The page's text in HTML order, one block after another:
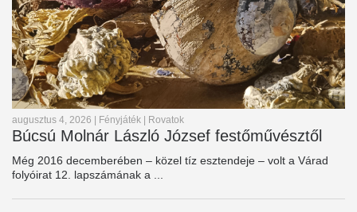
augusztus 4, 2026 Fényjáték Rovatok
Búcsú Molnár László József festőművésztől
Még 2016 decemberében – közel tíz esztendeje – volt a Várad
folyóirat 12. lapszámának a ...